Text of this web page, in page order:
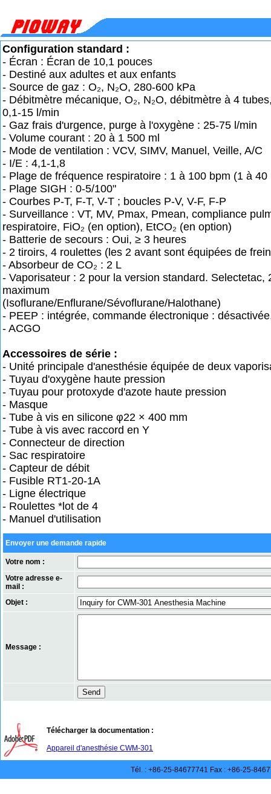
Configuration standard :
- Écran : Écran de 10,1 pouces
- Destiné aux adultes et aux enfants
- Source de gaz : O₂, N₂O, 280-600 kPa
- Débitmètre mécanique, O₂, N₂O, débitmètre à 4
0,1-15 l/min
- Gaz frais d'urgence, purge à l'oxygène : 25-75 l/
- Volume courant : 20 à 1 500 ml
- Mode de ventilation : VCV, SIMV, Manuel, Veille, A/C
- I/E : 4,1-1,8
- Plage de fréquence respiratoire : 1 à 100 bpm (1 à 40
- Plage SIGH : 0-5/100"
- Courbes P-T, F-T, V-T ; boucles P-V, V-F, F-P
- Surveillance : VT, MV, Pmax, Pmean, compliance
respiratoire, FiO₂ (en option), EtCO₂ (en option)
- Batterie de secours : Oui, ≥ 3 heures
- 2 tiroirs, 4 roulettes (les 2 avant sont équipées de
- Absorbeur de CO₂ : 2 L
- Vaporisateur : 2 pour la version standard. Selectetac,
maximum
(Isoflurane/Enflurane/Sévoflurane/Halothane)
- PEEP : intégrée, commande électronique :
- ACGO
Accessoires de série :
- Unité principale d'anesthésie équipée de deux
- Tuyau d'oxygène haute pression
- Tuyau pour protoxyde d'azote haute pression
- Masque
- Tube à vis en silicone φ22 × 400 mm
- Tube à vis avec raccord en Y
- Connecteur de direction
- Sac respiratoire
- Capteur de débit
- Fusible RT1-20-1A
- Ligne électrique
- Roulettes *lot de 4
- Manuel d'utilisation
Envoyer une demande rapide
Votre nom :
Votre adresse e-
mail :
Objet :
Message :
Télécharger la documentation :
Appareil d'anesthésie CWM-301
Tél. : +86-25-84677741 Fax : +86-25-